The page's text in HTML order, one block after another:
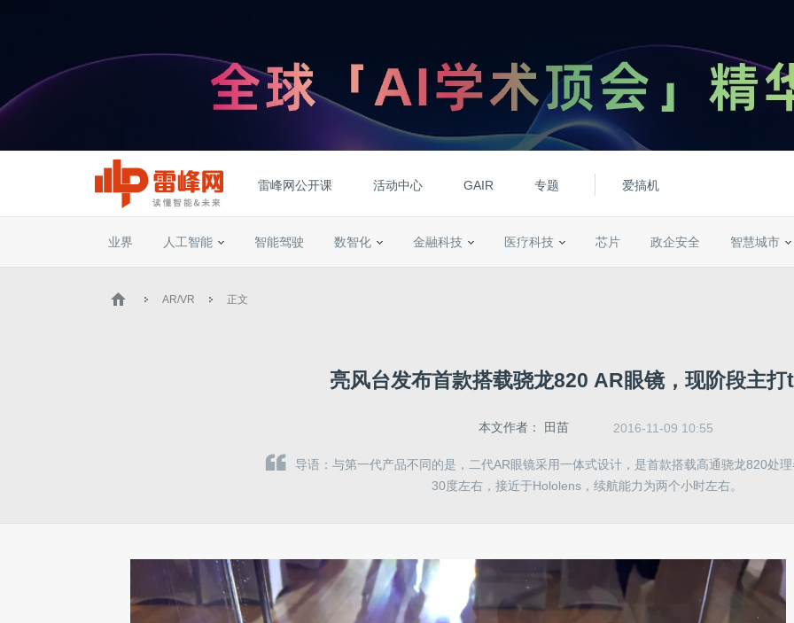
雷峰网公开课 活动中心 GAIR 专题 爱搞机
业界 人工智能 智能驾驶 数智化 金融科技 医疗科技 芯片 政企安全 智慧城市
AR/VR 正文
亮风台发布首款搭载骁龙820 AR眼镜，现阶段主
本文作者： 田苗 2016-11-09 10:55
导语：与第一代产品不同的是，二代AR眼镜采用一体式设计，是首款搭载高通骁龙820处
30度左右，接近于Hololens，续航能力为两个小时左右。